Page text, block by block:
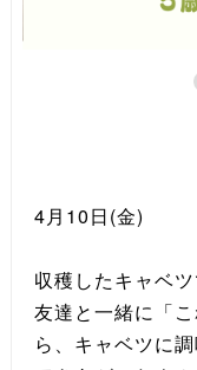
4月10日(金)
収穫したキャベ
友達と一緒に「
ら、キャベツに